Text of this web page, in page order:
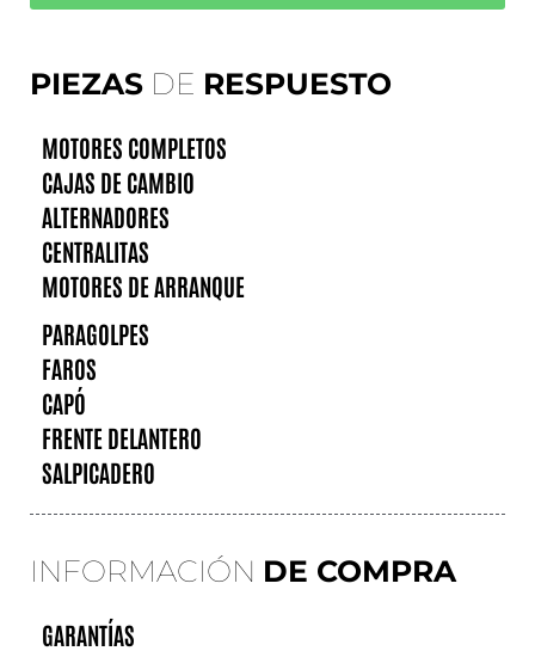
PIEZAS DE RESPUESTO
MOTORES COMPLETOS
CAJAS DE CAMBIO
ALTERNADORES
CENTRALITAS
MOTORES DE ARRANQUE
PARAGOLPES
FAROS
CAPÓ
FRENTE DELANTERO
SALPICADERO
INFORMACIÓN DE COMPRA
GARANTÍAS